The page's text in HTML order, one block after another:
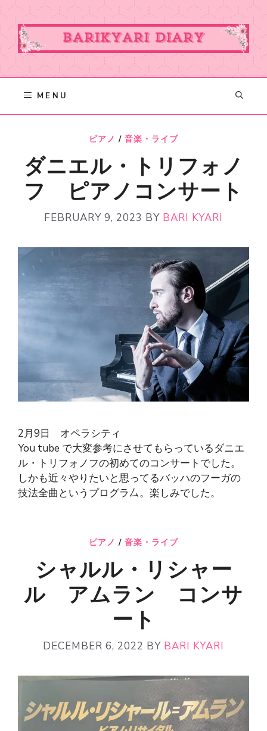
Skip
to
content
MENU
ピアノ / 音楽・ライブ
ダニエル・トリフォノ
フ ピアノコンサート
FEBRUARY 9, 2023 BY BARI KYARI
2月9日 オペラシティ
You tube で大変参考にさせてもらっているダニエ
ル・トリフォノフの初めてのコンサートでした。
しかも近々やりたいと思ってるバッハのフーガの
技法全曲というプログラ厶。楽しみでした。
ピアノ / 音楽・ライブ
シャルル・リシャー
ル アムラン コンサ
ート
DECEMBER 6, 2022 BY BARI KYARI